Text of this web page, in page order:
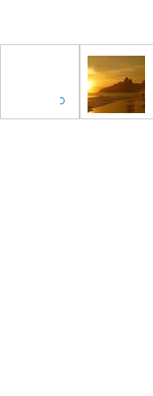
отново